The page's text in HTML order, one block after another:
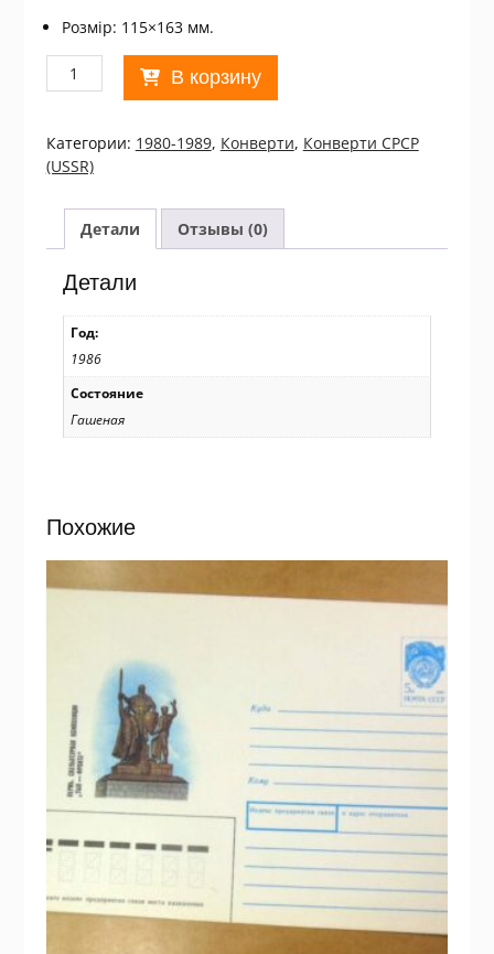
Розмір: 115×163 мм.
Количество
товара
СРСР
1986.
50
лет
Таллиннскому
политехническому
институту
(СГ
Таллин)
Ref:
k217
В корзину
Категории: 1980-1989, Конверти, Конверти СРСР
(USSR)
Детали Отзывы (0)
Детали
Год:
1986
Состояние
Гашеная
Похожие